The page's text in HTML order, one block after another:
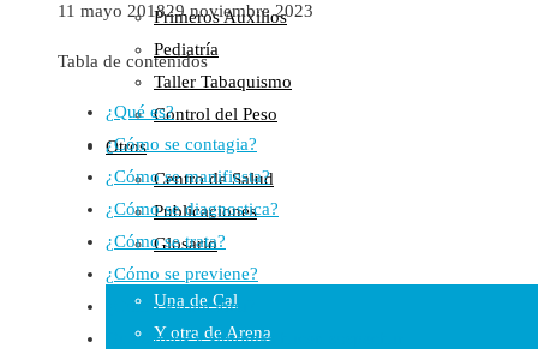
Cartas al Director
Medios de Comunicación
Otros
Vídeos
Audio
Cara Oscura Sanidad
Humor
Cal y Arena
Una de Cal
Y otra de Arena
Primeros Auxilios
Pediatría
Taller Tabaquismo
Control del Peso
Otros
Centro de Salud
Publicaciones
Glosario
11 mayo 201829 noviembre 2023
Tabla de contenidos
¿Qué es?
¿Cómo se contagia?
¿Cómo se manifiesta?
¿Cómo se diagnostica?
¿Cómo se trata?
¿Cómo se previene?
¿Cómo evoluciona?
Qué signos y síntomas hacen sospechar